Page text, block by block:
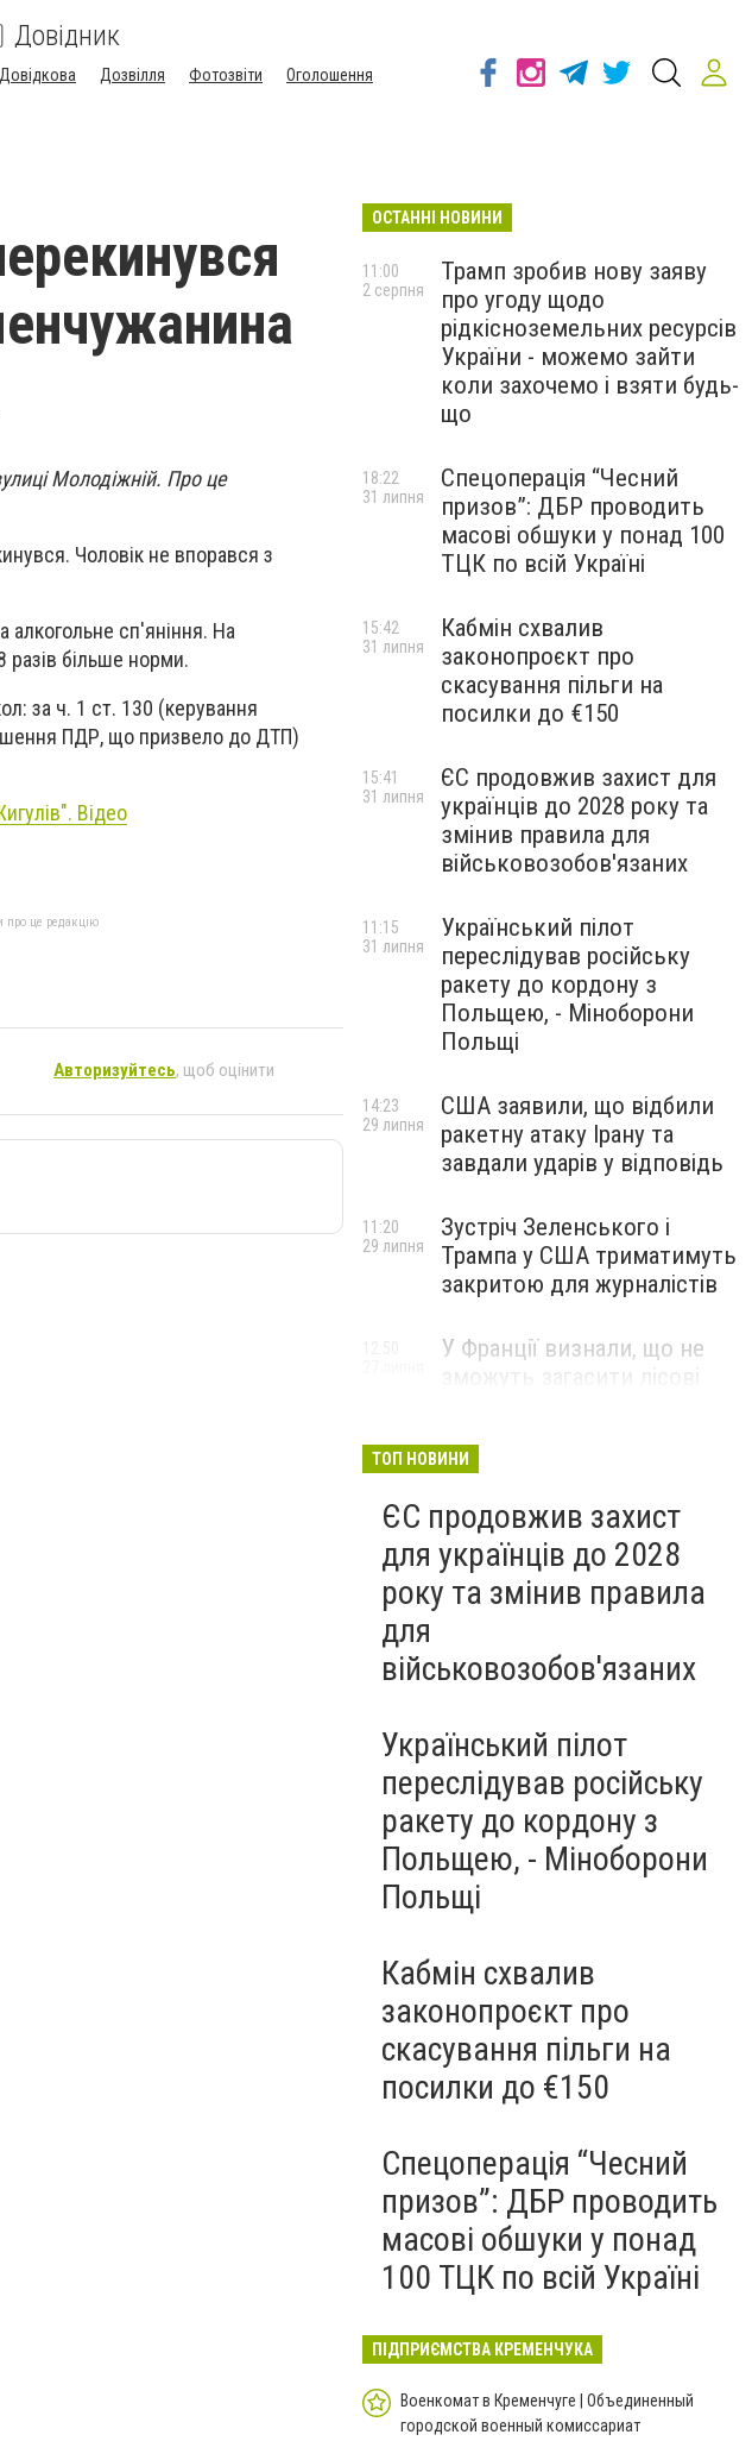
Довідник
Довідкова Дозвілля Фотозвіти
Оголошення
Молодіжній. Про це
Чоловік не впорався з
алкогольне сп'яніння. На
разів більше норми.
за ч. 1 ст. 130 (керування
ПДР, що призвело до ДТП)
Відео
про це редакцію
Авторизуйтесь, щоб оцінити
ОСТАННІ НОВИНИ
Трамп зробив нову заяву
про угоду щодо
рідкісноземельних ресурсів
України - можемо зайти
коли захочемо і взяти будь-
що
11:00
2 серпня
Спецоперація “Чесний
призов”: ДБР проводить
масові обшуки у понад 100
ТЦК по всій Україні
18:22
31 липня
Кабмін схвалив
законопроєкт про
скасування пільги на
посилки до €150
15:42
31 липня
ЄС продовжив захист для
українців до 2028 року та
змінив правила для
військовозобов'язаних
15:41
31 липня
Український пілот
переслідував російську
ракету до кордону з
Польщею, - Міноборони
Польщі
11:15
31 липня
США заявили, що відбили
ракетну атаку Ірану та
завдали ударів у відповідь
14:23
29 липня
Зустріч Зеленського і
Трампа у США триматимуть
закритою для журналістів
11:20
29 липня
У Франції визнали, що не
ТОП НОВИНИ
ЄС продовжив захист
для українців до 2028
року та змінив правила
для
військовозобов'язаних
Український пілот
переслідував російську
ракету до кордону з
Польщею, - Міноборони
Польщі
Кабмін схвалив
законопроєкт про
скасування пільги на
посилки до €150
Спецоперація “Чесний
призов”: ДБР проводить
масові обшуки у понад
100 ТЦК по всій Україні
ПІДПРИЄМСТВА КРЕМЕНЧУКА
Военкомат в Кременчуге | Объединенный
городской военный комиссариат